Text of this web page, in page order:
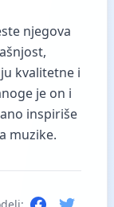
njegova
kvalitetne i
je on i
inspiriše
muzike.